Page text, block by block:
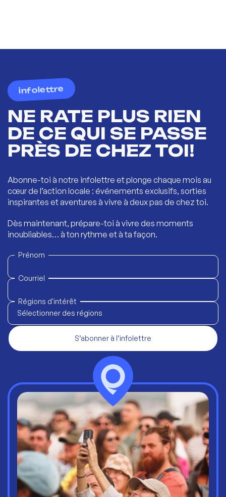
infolettre
NE RATE PLUS RIEN
DE CE QUI SE PASSE
PRÈS DE CHEZ TOI!
Abonne-toi à notre infolettre et plonge chaque mois au
cœur de l’action locale : événements exclusifs, sorties
inspirantes et aventures à vivre à deux pas de chez toi.
Dès maintenant, prépare-toi à vivre des moments
inoubliables… à ton rythme et à ta façon.
Prénom
Courriel
Régions d'intérêt
Sélectionner des régions
S’abonner à l’infolettre